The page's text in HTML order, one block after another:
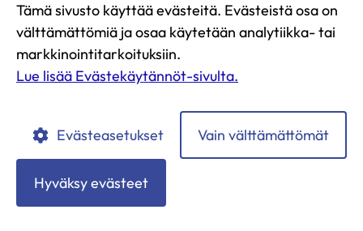
Tyypin 2 diabeteksessa verensokerin
omamittauksilla tarkastellaan, miten
elintapojen muutokset vaikuttavat verensokeriin
ja kuinka hyvin verensokerin lääkehoito
Painonhallinta
Tämä sivusto käyttää evästeitä. Evästeistä osa on
välttämättömiä ja osaa käytetään analytiikka- tai
markkinointitarkoituksiin.
Lue lisää Evästekäytännöt-sivulta.
Evästeasetukset Vain välttämättömät
Hyväksy evästeet